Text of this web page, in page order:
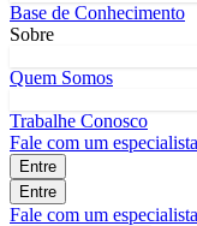
Base de Conhecimento
Sobre
Quem Somos
Trabalhe Conosco
Fale com um especialista
Entre
Entre
Fale com um especialista